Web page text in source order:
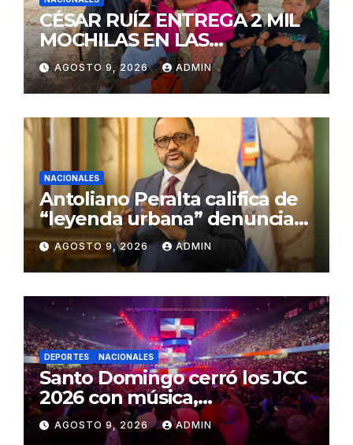
CÉSAR RUÍZ ENTREGA 2 MIL
MOCHILAS EN LAS
TERRENAS
AGOSTO 9, 2026 ADMIN
NACIONALES
Antoliano Peralta califica de
“leyenda urbana” denuncias
de presiones a jueces de la
SCJ
AGOSTO 9, 2026 ADMIN
DEPORTES NACIONALES
Santo Domingo cerró los JCC
2026 con música,
reconocimientos y alegría
AGOSTO 9, 2026 ADMIN